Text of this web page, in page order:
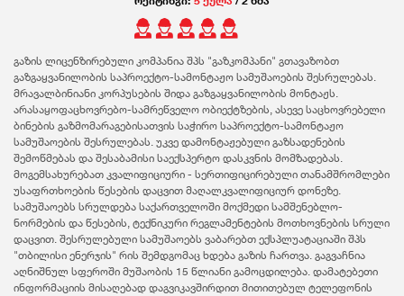
გაზის ლიცენზირებული კომპანია შპს "გაზკომპანი" გთავაზობთ
გაზგაყვანილობის საპროექტო-სამონტაჟო სამუშაოების შესრულებას.
მრავალბინიანი კორპუსების შიდა გაზგაყვანილობის მონტაჟს.
არასაყოფაცხოვრებო-სამრეწველო ობიექტზების, ასევე საცხოვრებელი
ბინების გაზმომარაგებისათვის საჭირო საპროექტო-სამონტაჟო
სამუშაოების შესრულებას. უკვე დამონტაჟებული გაზსადენების
შემოწმებას და შესაბამისი საექსპერტო დასკვნის მომზადებას.
მოგემსახურებათ კვალიფიციური - სერთიფიცირებული თანამშრომლები
უსაფრთხოების წესების დაცვით მაღალკვალიფიციურ დონეზე.
სამუშაოებს სრულდება საქართველოში მოქმედი სამშენებლო-
ნორმების და წესების, ტექნიკური რეგლამენტების მოთხოვნების სრული
დაცვით. შესრულებული სამუშაოებს ვაბარებთ ექსპლუატაციაში შპს
"თბილისი ენერჯის" რის შემდგომაც ხდება გაზის ჩართვა. გაგვაჩნია
აღნიშნულ სფეროში მუშაობის 15 წლიანი გამოცდილება. დამატებეთი
ინფორმაციის მისაღებად დაგვიკავშირდით მითითებულ ტელეფონის